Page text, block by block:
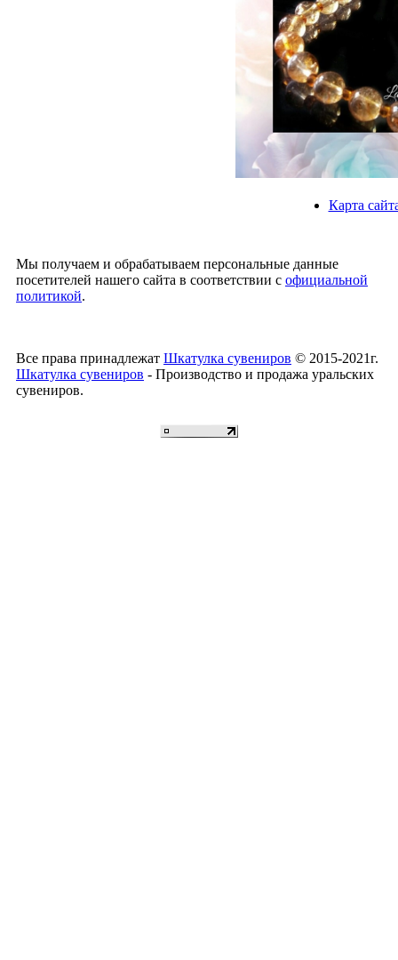
Карта
Мы получаем и обрабатываем персональные данные
посетителей нашего сайта в соответствии с официальной
политикой.
Все права принадлежат Шкатулка сувениров © 2015-2021г.
Шкатулка сувениров - Производство и продажа уральских
сувениров.